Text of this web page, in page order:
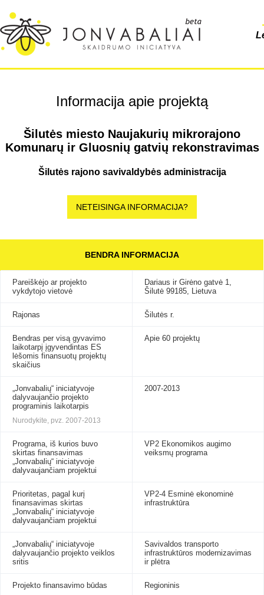
Informacija apie projektą
Šilutės miesto Naujakurių mikrorajono
Komunarų ir Gluosnių gatvių rekonstravimas
Šilutės rajono savivaldybės administracija
NETEISINGA INFORMACIJA?
BENDRA INFORMACIJA
Pareiškėjo ar projekto
vykdytojo vietovė
Dariaus ir Girėno gatvė 1,
Šilutė 99185, Lietuva
Rajonas Šilutės r.
Bendras per visą gyvavimo
laikotarpį įgyvendintas ES
lėšomis finansuotų projektų
skaičius
Apie 60 projektų
„Jonvabalių“ iniciatyvoje
dalyvaujančio projekto
programinis laikotarpis
Nurodykite, pvz. 2007-2013
2007-2013
Programa, iš kurios buvo
skirtas finansavimas
„Jonvabalių“ iniciatyvoje
dalyvaujančiam projektui
VP2 Ekonomikos augimo
veiksmų programa
Prioritetas, pagal kurį
finansavimas skirtas
„Jonvabalių“ iniciatyvoje
dalyvaujančiam projektui
VP2-4 Esminė ekonominė
infrastruktūra
„Jonvabalių“ iniciatyvoje
dalyvaujančio projekto veiklos
sritis
Savivaldos transporto
infrastruktūros modernizavimas
ir plėtra
Projekto finansavimo būdas Regioninis